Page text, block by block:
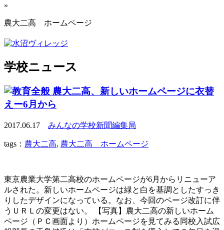
»
農大二高 ホームページ
学校ニュース
農大二高、新しいホームページに衣替
えー6月から
2017.06.17 みんなの学校新聞編集局
tags： 農大二高, 農大二高 ホームページ
東京農業大学第二高校のホームページが6月からリニューア
ルされた。新しいホームページは緑と白を基調としたすっき
りしたデザインになっている。なお、今回のページ改訂に伴
うＵＲＬの変更はない。 【写真】農大二高の新しいホーム
ページ（ＰＣ画面より）ホームページを見てみる同校入試広